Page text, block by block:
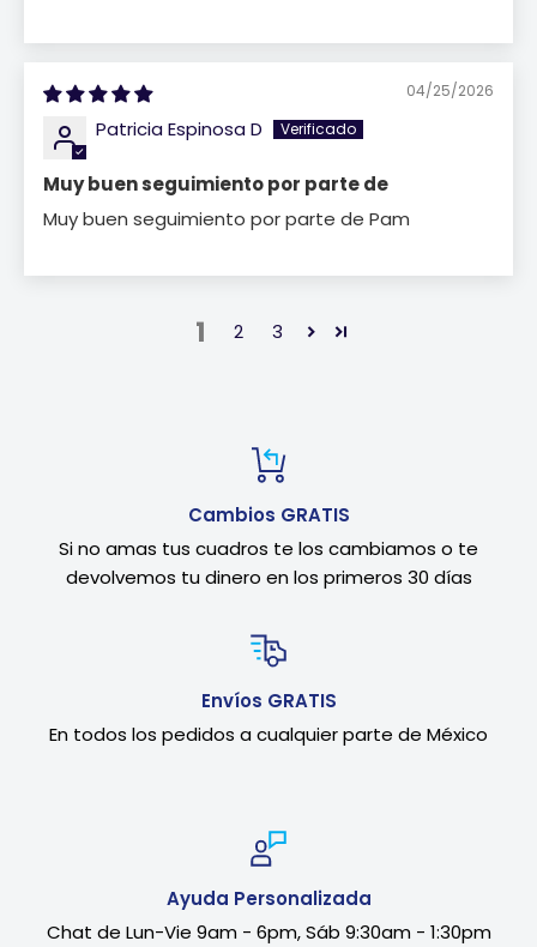
04/25/2026
Patricia Espinosa D
Muy buen seguimiento por parte de
Muy buen seguimiento por parte de Pam
1 2 3
Cambios GRATIS
Si no amas tus cuadros te los cambiamos o te
devolvemos tu dinero en los primeros 30 días
Envíos GRATIS
En todos los pedidos a cualquier parte de México
Ayuda Personalizada
Chat de Lun-Vie 9am - 6pm, Sáb 9:30am - 1:30pm